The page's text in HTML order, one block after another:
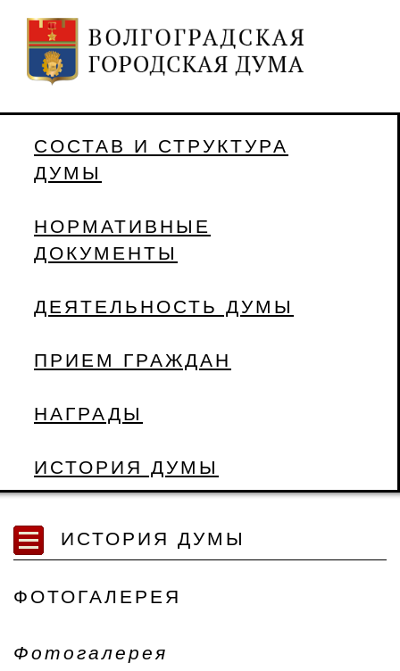
СОСТАВ И СТРУКТУРА
ДУМЫ
НОРМАТИВНЫЕ
ДОКУМЕНТЫ
ДЕЯТЕЛЬНОСТЬ ДУМЫ
ПРИЕМ ГРАЖДАН
НАГРАДЫ
ИСТОРИЯ ДУМЫ
ИСТОРИЯ ДУМЫ
ФОТОГАЛЕРЕЯ
Фотогалерея